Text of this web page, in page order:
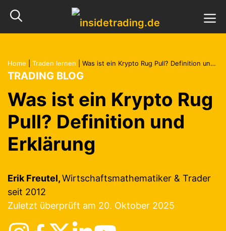
Inhalt
springen
Home Traden lernen Was ist ein Krypto Rug Pull? Definition und Erklärung
TRADING BLOG
Was ist ein Krypto Rug
Pull? Definition und
Erklärung
Erik Freutel,Wirtschaftsmathematiker & Trader
seit 2012
Zuletzt überprüft am 20. Oktober 2025